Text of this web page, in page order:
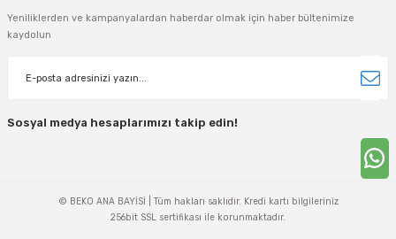
Yeniliklerden ve kampanyalardan haberdar olmak için haber bültenimize
kaydolun
Sosyal medya hesaplarımızı takip edin!
© BEKO ANA BAYİSİ | Tüm hakları saklıdır. Kredi kartı bilgileriniz
256bit SSL sertifikası ile korunmaktadır.